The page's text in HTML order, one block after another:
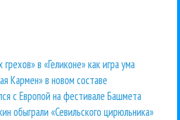
в «Геликоне» как игра ума
Кармен» в новом составе
с Европой на фестивале Башмета
обыграли «Севильского цирюльника»